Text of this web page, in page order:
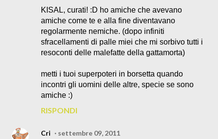
KISAL, curati! :D ho amiche che avevano
amiche come te e alla fine diventavano
regolarmente nemiche. (dopo infiniti
sfracellamenti di palle miei che mi sorbivo tutti i
resoconti delle malefatte della gattamorta)
metti i tuoi superpoteri in borsetta quando
incontri gli uomini delle altre, specie se sono
amiche :)
RISPONDI
Cri settembre 09, 2011